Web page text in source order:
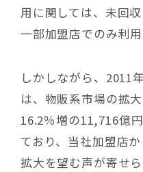
用に関しては、未回
一部加盟店でのみ利
しかしながら、2011
は、物販系市場の拡
16.2％増の11,716億円
ており、当社加盟店
拡大を望む声が寄せ